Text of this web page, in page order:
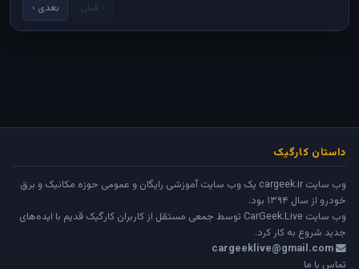
‹ قبلی بعدی ›
داستان کارگیک
وب سایت cargeek.ir یک وب سایت آموزشی رایگان و عمومی حوزه مکانیک و برق
خودرو از سال ۱۳۹۴ بود.
وب سایت CarGeek.Live توسط جمعی مستقل از کاربران کارگیک قدیم با ایده‌های
جدید شروع به کار کرد.
cargeeklive@gmail.com
تماس با ما